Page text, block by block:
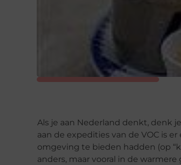
Als je aan Nederland denkt, denk
aan de expedities van de VOC is
omgeving te bieden hadden (op
anders, maar vooral in de